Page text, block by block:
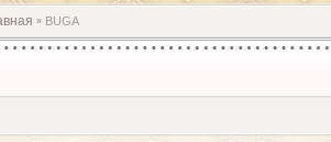
» BUGA